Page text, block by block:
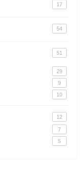
17
54
51
29
9
10
12
7
5